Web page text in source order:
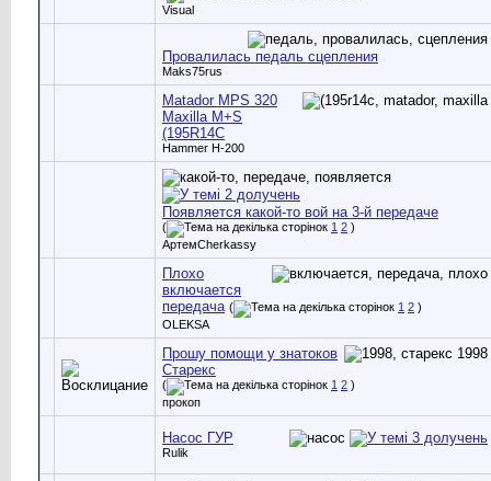
Visual
Провалилась педаль сцепления
Maks75rus
Matador MPS 320
Maxilla M+S
(195R14C
Hammer H-200
Появляется какой-то вой на 3-й передаче
( 1 2 )
АртемCherkassy
Плохо
включается
передача ( 1 2 )
OLEKSA
Прошу помощи у знатоков
Старекс
( 1 2 )
прокоп
Насос ГУР
Rulik